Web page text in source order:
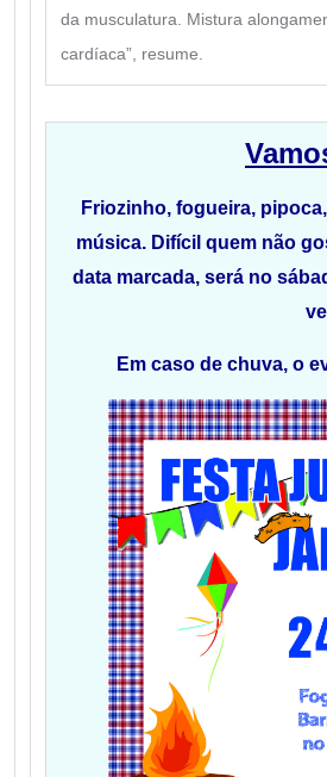
da musculatura. Mistura
cardíaca”, resume.
Friozinho, fogueira,
música. Difícil quem não
data marcada, será no
Em caso de chuva, o